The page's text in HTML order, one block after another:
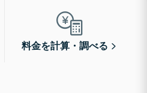
料金を計算・調べる